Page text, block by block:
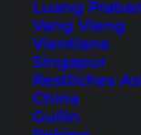
Luang
Vang Vieng
Vientiane
Singapur
Restliches
China
Guilin